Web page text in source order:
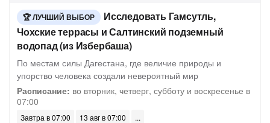
ЛУЧШИЙ ВЫБОР
Исследовать Гамсутль,
Чохские террасы и Салтинский подземный
водопад (из Избербаша)
По местам силы Дагестана, где величие природы и
упорство человека создали невероятный мир
Расписание: во вторник, четверг, субботу и воскресенье в
07:00
Завтра в 07:00 13 авг в 07:00